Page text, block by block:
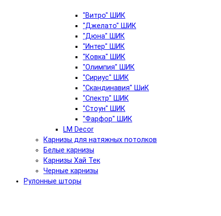
"Витро" ШИК
"Джелато" ШИК
"Дюна" ШИК
"Интер" ШИК
"Ковка" ШИК
"Олимпия" ШИК
"Сириус" ШИК
"Скандинавия" ШиК
"Спектр" ШИК
"Стоун" ШИК
"Фарфор" ШИК
LM Decor
Карнизы для натяжных потолков
Белые карнизы
Карнизы Хай Тек
Черные карнизы
Рулонные шторы